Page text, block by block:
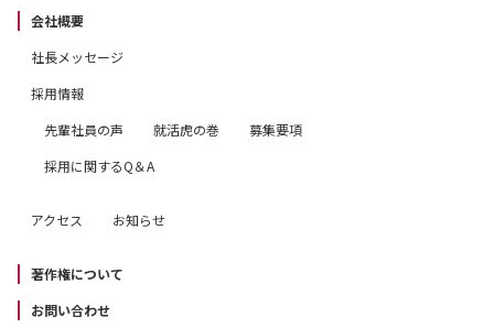
会社概要
社長メッセージ
採用情報
先輩社員の声
就活虎の巻
募集要項
採用に関するQ＆A
アクセス お知らせ
著作権について
お問い合わせ